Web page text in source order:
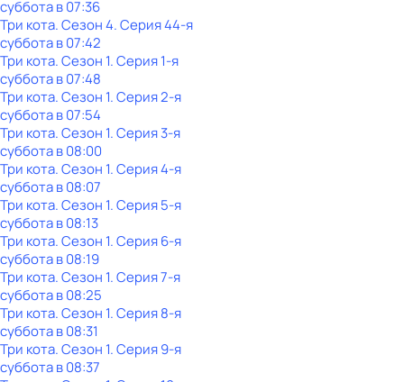
субботав07:36
Три кота. Сезон 4. Серия 44-я
субботав07:42
Три кота. Сезон 1. Серия 1-я
субботав07:48
Три кота. Сезон 1. Серия 2-я
субботав07:54
Три кота. Сезон 1. Серия 3-я
субботав08:00
Три кота. Сезон 1. Серия 4-я
субботав08:07
Три кота. Сезон 1. Серия 5-я
субботав08:13
Три кота. Сезон 1. Серия 6-я
субботав08:19
Три кота. Сезон 1. Серия 7-я
субботав08:25
Три кота. Сезон 1. Серия 8-я
субботав08:31
Три кота. Сезон 1. Серия 9-я
субботав08:37